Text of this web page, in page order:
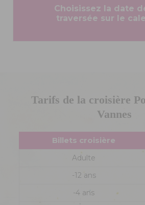
Choisissez la date
traversée sur le
Tarifs de la croisière
Vannes
Billets croisière
Adulte
-12 ans
-4 ans